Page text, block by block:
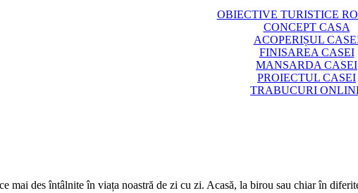
OBIECTIVE TURISTICE
CONCEPT CASA
ACOPERIȘUL
FINISAREA CASEI
MANSARDA CASEI
PROIECTUL CASEI
TRABUCURI
mai des întâlnite în viața noastră de zi cu zi. Acasă, la birou sau chiar în